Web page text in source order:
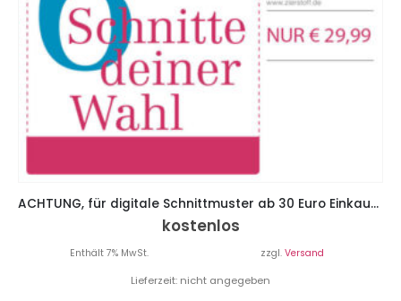
ACHTUNG, für digitale Schnittmuster ab 30 Euro Einkaufswert gibt es 20% Rabatt
kostenlos
Enthält 7% MwSt. zzgl. Versand
Lieferzeit: nicht angegeben